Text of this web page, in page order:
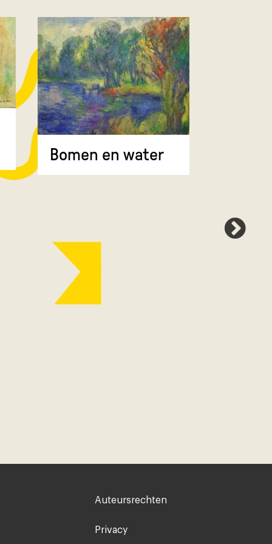
Bomen en water
Voet
Auteursrechten
Privacy